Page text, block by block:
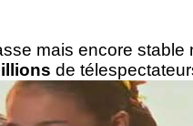
mais encore stable
de